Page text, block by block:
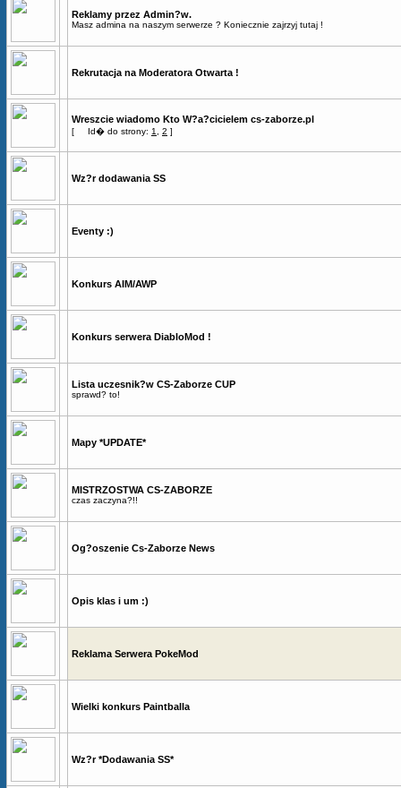
Reklamy przez Admin?w.
Masz admina na naszym serwerze ? Koniecznie zajrzyj tutaj !
Rekrutacja na Moderatora Otwarta !
Wreszcie wiadomo Kto W?a?cicielem cs-zaborze.pl
[ Id� do strony: 1 2 ]
Wz?r dodawania SS
Eventy :)
Konkurs AIM/AWP
Konkurs serwera DiabloMod !
Lista uczesnik?w CS-Zaborze CUP
sprawd? to!
Mapy *UPDATE*
MISTRZOSTWA CS-ZABORZE
czas zaczyna?!!
Og?oszenie Cs-Zaborze News
Opis klas i um :)
Reklama Serwera PokeMod
Wielki konkurs Paintballa
Wz?r *Dodawania SS*